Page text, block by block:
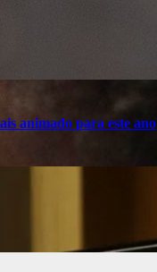
animado para este ano